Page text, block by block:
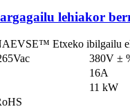
lehiakor
Etxeko ibilgailu
380V ±
16A
11 kW